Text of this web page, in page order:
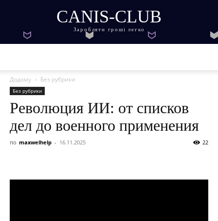
CANIS-CLUB
Заробляти гроші легко
Додому Без рубрики
Без рубрики
Революция ИИ: от списков
дел до военного применения
по maxwelhelp - 16.11.2025 22